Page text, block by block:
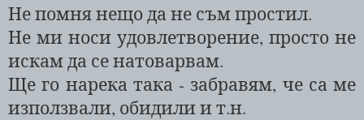
Не помня нещо да не съм простил.
Не ми носи удовлетворение, просто не
искам да се натоварвам.
Ще го нарека така - забравям, че са ме
използвали, обидили и т.н.